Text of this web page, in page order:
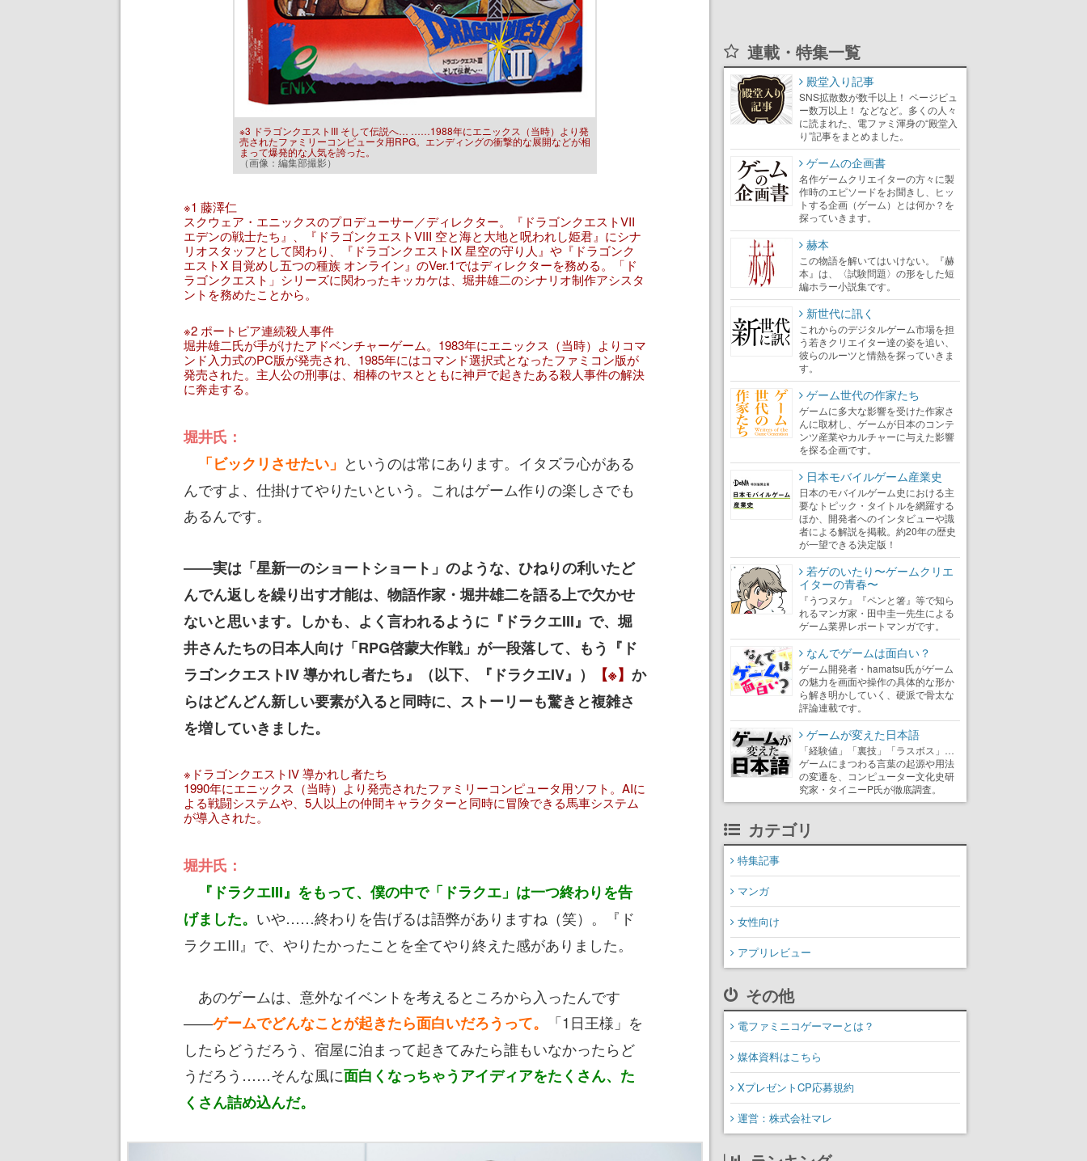
※3 ドラゴンクエストIII そして伝説へ… ……1988年にエニックス（当時）より発
売されたファミリーコンピュータ用RPG。エンディングの衝撃的な展開などが相
まって爆発的な人気を誇った。
（画像：編集部撮影）
※1 藤澤仁
スクウェア・エニックスのプロデューサー／ディレクター。『ドラゴンクエストVII
エデンの戦士たち』、『ドラゴンクエストVIII 空と海と大地と呪われし姫君』にシナ
リオスタッフとして関わり、『ドラゴンクエストIX 星空の守り人』や『ドラゴンク
エストX 目覚めし五つの種族 オンライン』のVer.1ではディレクターを務める。「ド
ラゴンクエスト」シリーズに関わったキッカケは、堀井雄二のシナリオ制作アシスタ
ントを務めたことから。
※2 ポートピア連続殺人事件
堀井雄二氏が手がけたアドベンチャーゲーム。1983年にエニックス（当時）よりコマ
ンド入力式のPC版が発売され、1985年にはコマンド選択式となったファミコン版が
発売された。主人公の刑事は、相棒のヤスとともに神戸で起きたある殺人事件の解決
に奔走する。
堀井氏：
「ビックリさせたい」 というのは常にあります。イタズラ心がある
んですよ、仕掛けてやりたいという。これはゲーム作りの楽しさでも
あるんです。
――実は「星新一のショートショート」のような、ひねりの利いたど
んでん返しを繰り出す才能は、物語作家・堀井雄二を語る上で欠かせ
ないと思います。しかも、よく言われるように『ドラクエIII』で、堀
井さんたちの日本人向け「RPG啓蒙大作戦」が一段落して、もう『ド
ラゴンクエストIV 導かれし者たち』（以下、『ドラクエIV』）
【※】 か
らはどんどん新しい要素が入ると同時に、ストーリーも驚きと複雑さ
を増していきました。
※ドラゴンクエストIV 導かれし者たち
1990年にエニックス（当時）より発売されたファミリーコンピュータ用ソフト。AIに
よる戦闘システムや、5人以上の仲間キャラクターと同時に冒険できる馬車システム
が導入された。
堀井氏：
『ドラクエIII』をもって、僕の中で「ドラクエ」は一つ終わりを告
げました。 いや……終わりを告げるは語弊がありますね（笑）。『ド
ラクエIII』で、やりたかったことを全てやり終えた感がありました。
あのゲームは、意外なイベントを考えるところから入ったんです
――ゲームでどんなことが起きたら面白いだろうって。
「1日王様」を
したらどうだろう、宿屋に泊まって起きてみたら誰もいなかったらど
うだろう……そんな風に面白くなっちゃうアイディアをたくさん、た
くさん詰め込んだ。
連載・特集一覧
殿堂入り記事
SNS拡散数が数千以上！ ページビュ
ー数万以上！ などなど。多くの人々
に読まれた、電ファミ渾身の“殿堂入
り”記事をまとめました。
ゲームの企画書
名作ゲームクリエイターの方々に製
作時のエピソードをお聞きし、ヒッ
トする企画（ゲーム）とは何か？を
探っていきます。
赫本
この物語を解いてはいけない。『赫
本』は、〈試験問題〉の形をした短
編ホラー小説集です。
新世代に訊く
これからのデジタルゲーム市場を担
う若きクリエイター達の姿を追い、
彼らのルーツと情熱を探っていきま
す。
ゲーム世代の作家たち
ゲームに多大な影響を受けた作家さ
んに取材し、ゲームが日本のコンテ
ンツ産業やカルチャーに与えた影響
を探る企画です。
日本モバイルゲーム産業史
日本のモバイルゲーム史における主
要なトピック・タイトルを網羅する
ほか、開発者へのインタビューや識
者による解説を掲載。約20年の歴史
が一望できる決定版！
若ゲのいたり〜ゲームクリエ
イターの青春〜
『うつヌケ』『ペンと箸』等で知ら
れるマンガ家・田中圭一先生による
ゲーム業界レポートマンガです。
なんでゲームは面白い？
ゲーム開発者・hamatsu氏がゲーム
の魅力を画面や操作の具体的な形か
ら解き明かしていく、硬派で骨太な
評論連載です。
ゲームが変えた日本語
「経験値」「裏技」「ラスボス」…
ゲームにまつわる言葉の起源や用法
の変遷を、コンピューター文化史研
究家・タイニーP氏が徹底調査。
カテゴリ
特集記事
マンガ
女性向け
アプリレビュー
その他
電ファミニコゲーマーとは？
媒体資料はこちら
XプレゼントCP応募規約
運営：株式会社マレ